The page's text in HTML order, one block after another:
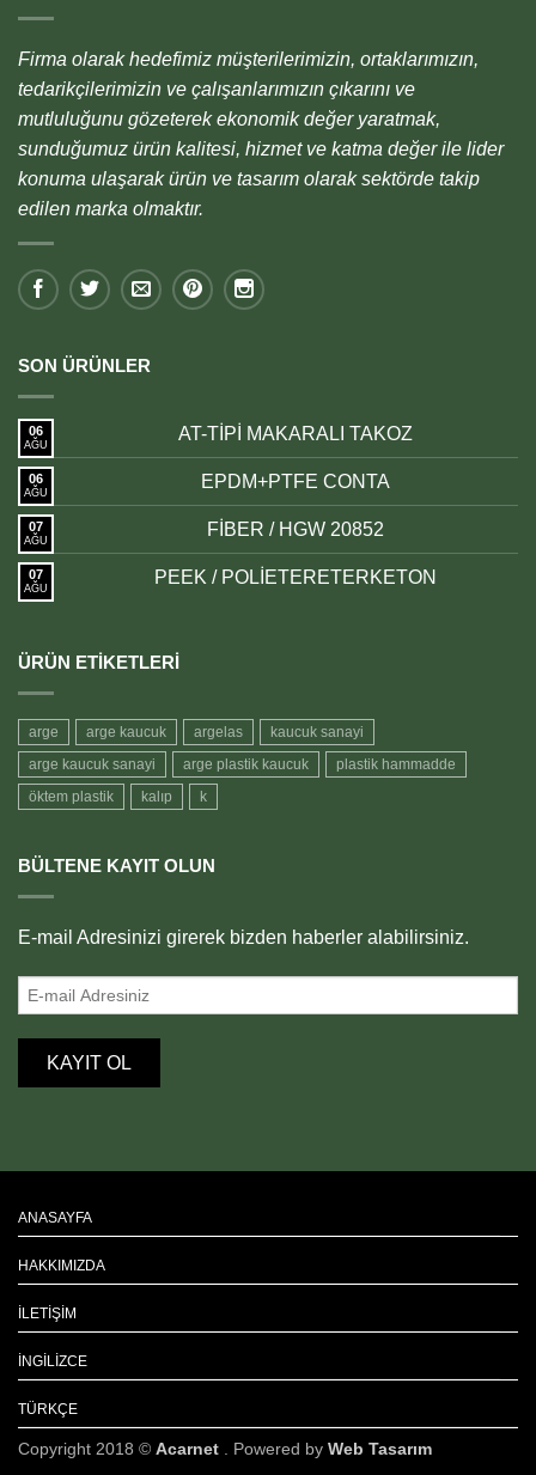
Firma olarak hedefimiz müşterilerimizin, ortaklarımızın,
tedarikçilerimizin ve çalışanlarımızın çıkarını ve
mutluluğunu gözeterek ekonomik değer yaratmak,
sunduğumuz ürün kalitesi, hizmet ve katma değer ile lider
konuma ulaşarak ürün ve tasarım olarak sektörde takip
edilen marka olmaktır.
SON ÜRÜNLER
06
AĞU
AT-TİPİ MAKARALI TAKOZ
06
AĞU
EPDM+PTFE CONTA
07
AĞU
FİBER / HGW 20852
07
AĞU
PEEK / POLİETERETERKETON
ÜRÜN ETIKETLERI
arge arge kaucuk argelas
kaucuk sanayi
arge kaucuk sanayi
arge plastik kaucuk
plastik hammadde
öktem plastik
kalıp k
BÜLTENE KAYIT OLUN
E-mail Adresinizi girerek bizden haberler alabilirsiniz.
ANASAYFA
HAKKIMIZDA
İLETIŞIM
İNGILIZCE
TÜRKÇE
Copyright 2018 © Acarnet . Powered by Web Tasarım